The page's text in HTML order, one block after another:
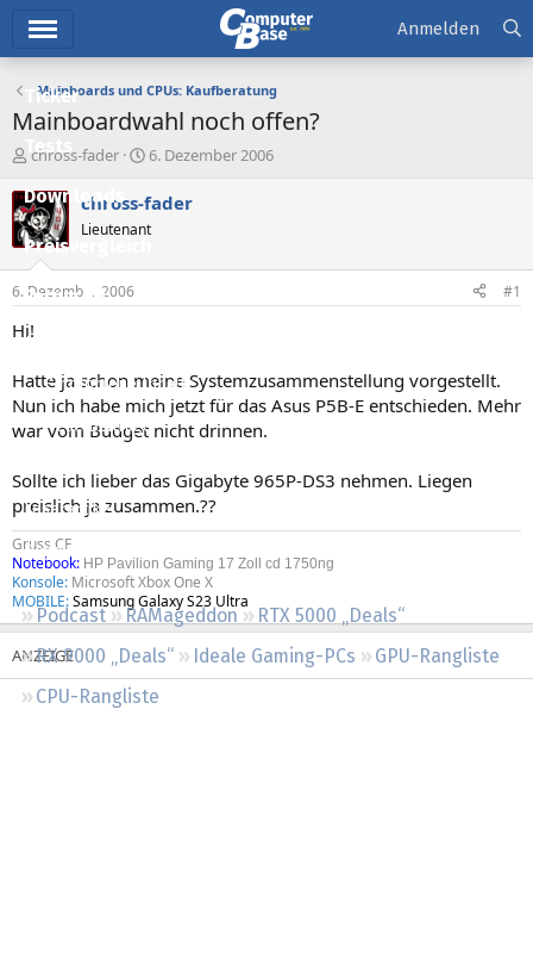
Ticker
Tests
Downloads
Preisvergleich
Forum
Aktuelles
Empfohlene Inhalte
Neue Beiträge
Leserartikel
Regeln
Podcast RAMageddon
RTX 5000 „Deals“
RX 9000 „Deals“
Ideale Gaming-PCs
GPU-Rangliste
CPU-Rangliste
Anmelden
Mainboards und CPUs: Kaufberatung
Mainboardwahl noch offen?
E
s
t
e
l
e
r
chross-fader
E
s
e
t
6. Dezember 2006
chross-fader
Lieutenant
6. Dezember 2006 #1
Hi!
Hatte ja schon meine Systemzusammenstellung vorgestellt.
Nun ich habe mich jetzt für das Asus P5B-E entschieden. Mehr
war vom Budget nicht drinnen.
Sollte ich lieber das Gigabyte 965P-DS3 nehmen. Liegen
preislich ja zusammen.??
Gruss CF
Notebook: HP Pavilion Gaming 17 Zoll cd 1750ng
Konsole: Microsoft Xbox One X
MOBILE:Samsung Galaxy S23 Ultra